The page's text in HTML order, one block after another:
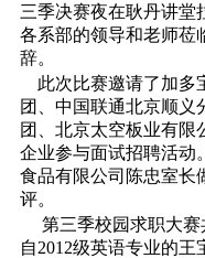
三季决赛夜在耿丹讲堂
各系部的领导和老师莅
辞。
此次比赛邀请了加多
团、中国联通北京顺义
团、北京太空板业有限
企业参与面试招聘活动
食品有限公司陈忠室长
评。
第三季校园求职大赛
自2012级英语专业的